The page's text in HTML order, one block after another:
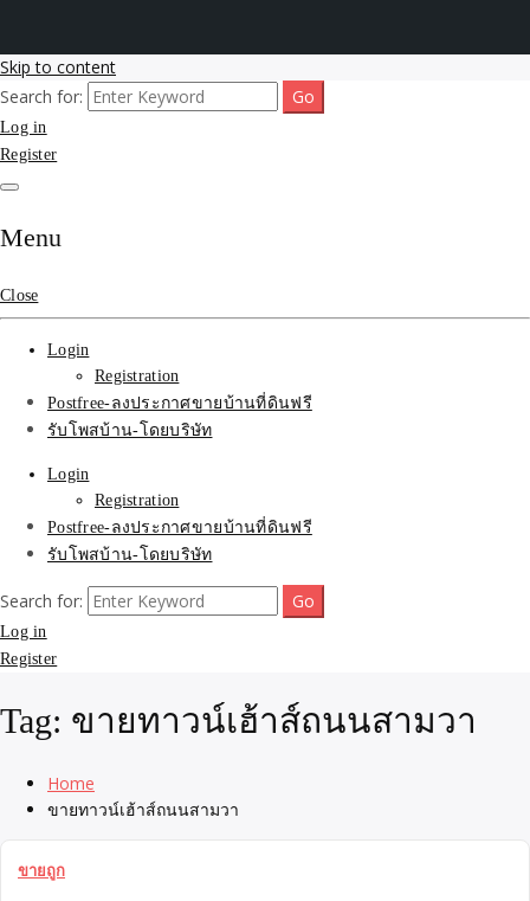
Skip to content
รับจ้างโพสขายบ้าน ติดAI
Search รับทำSEOรายเดือน
ติดหน้า1google ราคาถูก
มาก SEOขายของ บ้าน
ที่ดินฟรีประกาศ ที่เดียวใน
เมืองไทย
รับโพสต์เว็บขายบ้าน อสังหา ทำSEOรายเดือนราคาถูก เน้นติดAI โพสต์
ประกาศบ้านที่ดินฟรี SEOขายบ้าน รับจ้างโพสต์บ้านที่ดินติดหน้า1goolge
ราคาถูกที่สุด ฟรีลงประกาศอสังหา รับทำSEOขายสินค้า
Search for:
Log in
Register
Menu
Close
Login
Registration
Postfree-ลงประกาศขายบ้านที่ดินฟรี
รับโพสบ้าน-โดยบริษัท
Login
Registration
Postfree-ลงประกาศขายบ้านที่ดินฟรี
รับโพสบ้าน-โดยบริษัท
Search for:
Log in
Register
Tag: ขายทาวน์เฮ้าส์ถนนสามวา
Home
ขายทาวน์เฮ้าส์ถนนสามวา
ขายถูก